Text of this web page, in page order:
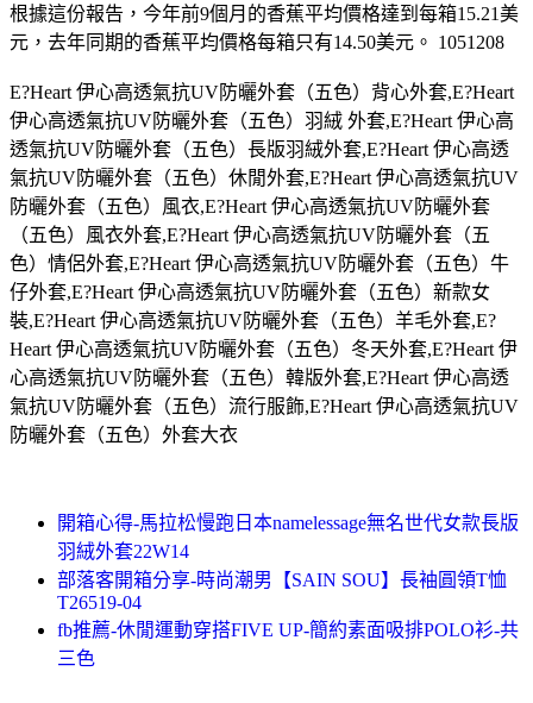
根據這份報告，今年前9個月的香蕉平均價格達到每箱15.21美
元，去年同期的香蕉平均價格每箱只有14.50美元。 1051208
E?Heart 伊心高透氣抗UV防曬外套（五色）背心外套,E?Heart
伊心高透氣抗UV防曬外套（五色）羽絨 外套,E?Heart 伊心高
透氣抗UV防曬外套（五色）長版羽絨外套,E?Heart 伊心高透
氣抗UV防曬外套（五色）休閒外套,E?Heart 伊心高透氣抗UV
防曬外套（五色）風衣,E?Heart 伊心高透氣抗UV防曬外套
（五色）風衣外套,E?Heart 伊心高透氣抗UV防曬外套（五
色）情侶外套,E?Heart 伊心高透氣抗UV防曬外套（五色）牛
仔外套,E?Heart 伊心高透氣抗UV防曬外套（五色）新款女
裝,E?Heart 伊心高透氣抗UV防曬外套（五色）羊毛外套,E?
Heart 伊心高透氣抗UV防曬外套（五色）冬天外套,E?Heart 伊
心高透氣抗UV防曬外套（五色）韓版外套,E?Heart 伊心高透
氣抗UV防曬外套（五色）流行服飾,E?Heart 伊心高透氣抗UV
防曬外套（五色）外套大衣
開箱心得-馬拉松慢跑日本namelessage無名世代女款長版
羽絨外套22W14
部落客開箱分享-時尚潮男【SAIN SOU】長袖圓領T恤
T26519-04
fb推薦-休閒運動穿搭FIVE UP-簡約素面吸排POLO衫-共
三色